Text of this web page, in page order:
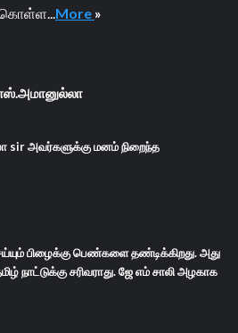
கொள்ள... More »
sir அவர்களுக்கு மனம் நிறைந்த
பிழைக்கு பெண்களை தண்டிக்கிறது. அது
நாட்டுக்கு சரிவராது. ஜே எம் சாலி அழகாக